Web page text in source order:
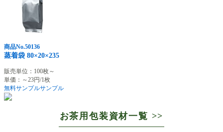
商品No.50136
蒸着袋 80×20×235
販売単位：100枚～
単価：～23円/1枚
無料サンプルサンプル
お茶用包装資材一覧 >>